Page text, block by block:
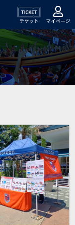
チケット マイページ